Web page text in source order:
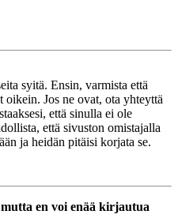
syitä. Ensin, varmista että
oikein. Jos ne ovat, ota yhteyttä
että sinulla ei ole
että sivuston omistajalla
ja heidän pitäisi korjata se.
en voi enää kirjautua